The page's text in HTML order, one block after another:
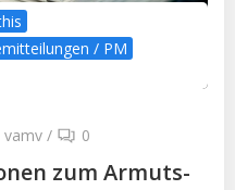
/ PM
vamv / 0
zum Armuts-